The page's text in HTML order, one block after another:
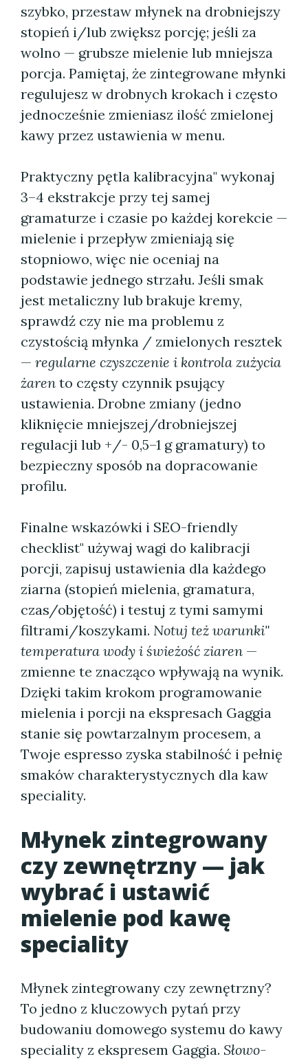
szybko, przestaw młynek na drobniejszy
stopień i/lub zwiększ porcję; jeśli za
wolno — grubsze mielenie lub mniejsza
porcja. Pamiętaj, że zintegrowane młynki
regulujesz w drobnych krokach i często
jednocześnie zmieniasz ilość zmielonej
kawy przez ustawienia w menu.
Praktyczny pętla kalibracyjna" wykonaj
3–4 ekstrakcje przy tej samej
gramaturze i czasie po każdej korekcie —
mielenie i przepływ zmieniają się
stopniowo, więc nie oceniaj na
podstawie jednego strzału. Jeśli smak
jest metaliczny lub brakuje kremy,
sprawdź czy nie ma problemu z
czystością młynka / zmielonych resztek
— regularne czyszczenie i kontrola zużycia
żaren to częsty czynnik psujący
ustawienia. Drobne zmiany (jedno
kliknięcie mniejszej/drobniejszej
regulacji lub +/- 0,5–1 g gramatury) to
bezpieczny sposób na dopracowanie
profilu.
Finalne wskazówki i SEO-friendly
checklist" używaj wagi do kalibracji
porcji, zapisuj ustawienia dla każdego
ziarna (stopień mielenia, gramatura,
czas/objętość) i testuj z tymi samymi
filtrami/koszykami. Notuj też warunki"
temperatura wody i świeżość ziaren —
zmienne te znacząco wpływają na wynik.
Dzięki takim krokom programowanie
mielenia i porcji na ekspresach Gaggia
stanie się powtarzalnym procesem, a
Twoje espresso zyska stabilność i pełnię
smaków charakterystycznych dla kaw
speciality.
Młynek zintegrowany
czy zewnętrzny — jak
wybrać i ustawić
mielenie pod kawę
speciality
Młynek zintegrowany czy zewnętrzny?
To jedno z kluczowych pytań przy
budowaniu domowego systemu do kawy
speciality z ekspresem Gaggia. Słowo-